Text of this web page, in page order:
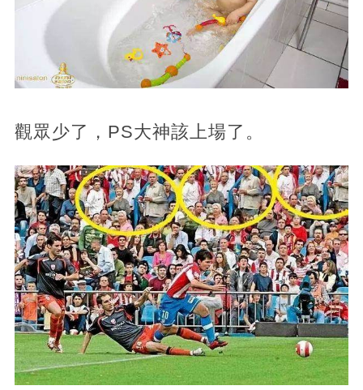
觀眾少了，PS大神該上場了。